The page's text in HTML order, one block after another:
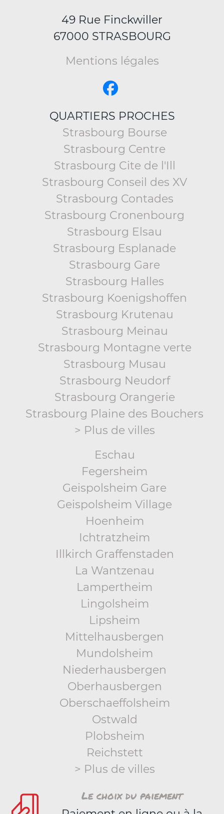
49 Rue Finckwiller
67000 STRASBOURG
Mentions légales
QUARTIERS PROCHES
Strasbourg Bourse
Strasbourg Centre
Strasbourg Cite de l'Ill
Strasbourg Conseil des XV
Strasbourg Contades
Strasbourg Cronenbourg
Strasbourg Elsau
Strasbourg Esplanade
Strasbourg Gare
Strasbourg Halles
Strasbourg Koenigshoffen
Strasbourg Krutenau
Strasbourg Meinau
Strasbourg Montagne verte
Strasbourg Musau
Strasbourg Neudorf
Strasbourg Orangerie
Strasbourg Plaine des Bouchers
> Plus de villes
Eschau
Fegersheim
Geispolsheim Gare
Geispolsheim Village
Hoenheim
Ichtratzheim
Illkirch Graffenstaden
La Wantzenau
Lampertheim
Lingolsheim
Lipsheim
Mittelhausbergen
Mundolsheim
Niederhausbergen
Oberhausbergen
Oberschaeffolsheim
Ostwald
Plobsheim
Reichstett
> Plus de villes
Le choix du paiement